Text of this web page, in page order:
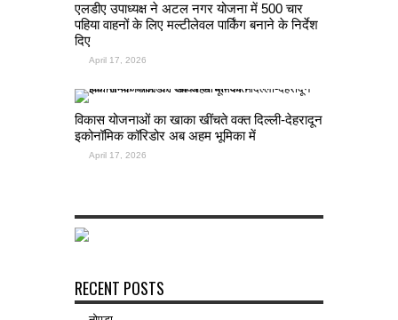
एलडीए उपाध्यक्ष ने अटल नगर योजना में 500 चार
पहिया वाहनों के लिए मल्टीलेवल पार्किंग बनाने के निर्देश
दिए
April 17, 2026
विकास योजनाओं का खाका खींचते वक्त दिल्ली-देहरादून
इकोनॉमिक कॉरिडोर अब अहम भूमिका में
April 17, 2026
RECENT POSTS